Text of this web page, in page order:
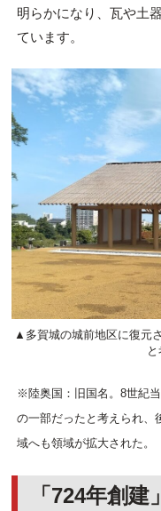
明らかになり、瓦や土
ています。
▲多賀城の城前地区に復元
※陸奥国：旧国名。8世紀
の一部だったと考えられ、
域へも領域が拡大された。
「724年創